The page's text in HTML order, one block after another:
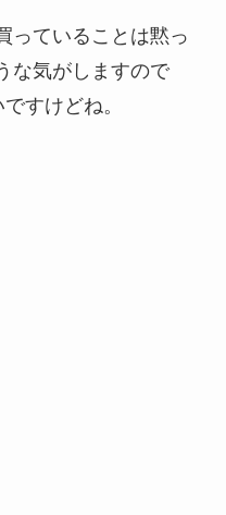
っていることは黙っ
な気がしますので
すけどね。